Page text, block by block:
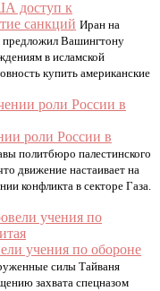
доступ к
санкций Иран на
Вашингтону
в исламской
купить американские
роли России в
политбюро палестинского
движение настаивает на
конфликта в секторе Газа.
учения по обороне
силы Тайваня
захвата спецназом